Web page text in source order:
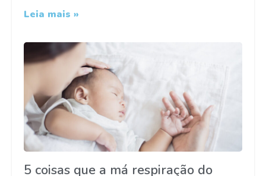
Leia mais »
5 coisas que a má respiração do